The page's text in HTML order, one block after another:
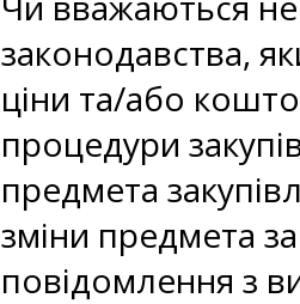
законодавства,
ціни та/або
процедури
предмета
зміни предмета
повідомлення з